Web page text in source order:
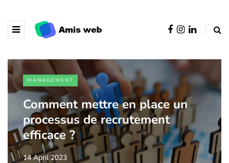
MANAGEMENT
Comment mettre en place un
processus de recrutement
efficace ?
14 April 2023